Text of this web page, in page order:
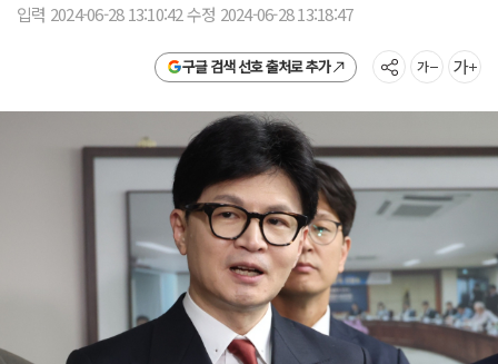
입력 2024-06-28 13:10:42 수정 2024-06-28 13:18:47
구글 검색 선호 출처로 추가